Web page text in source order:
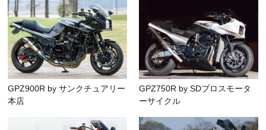
GPZ900R by サンクチュアリー
本店
GPZ750R by SDブロスモータ
ーサイクル